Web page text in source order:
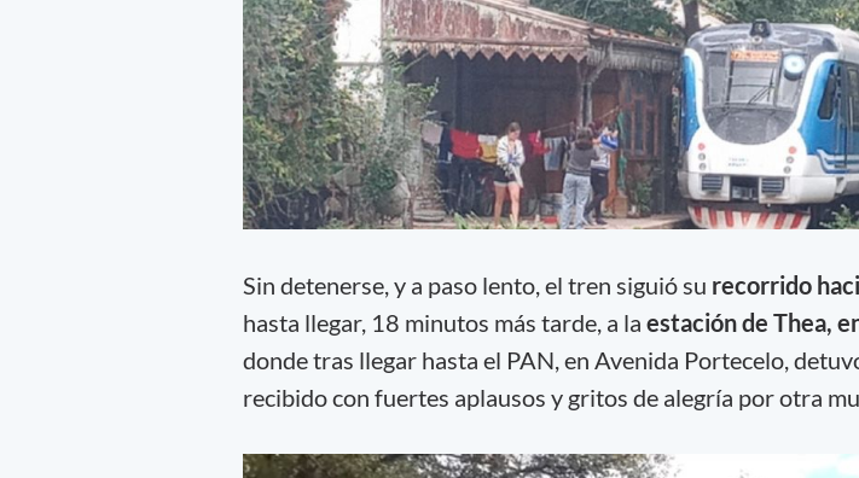
Sin detenerse, y a paso lento, el tren siguió su recorrido
hasta llegar, 18 minutos más tarde, a la estación de Thea,
donde tras llegar hasta el PAN, en Avenida Portecelo,
recibido con fuertes aplausos y gritos de alegría por otra